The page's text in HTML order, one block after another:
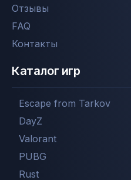
Отзывы
FAQ
Контакты
Каталог игр
Escape from Tarkov
DayZ
Valorant
PUBG
Rust